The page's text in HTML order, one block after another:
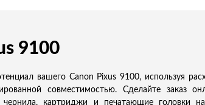
9100
вашего Canon Pixus 9100, используя
совместимостью. Сделайте заказ
чернила, картриджи и печатающие головки